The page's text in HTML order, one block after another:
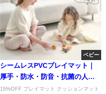
ベビー
シームレスPVCプレイマット｜
厚手・防水・防音・抗菌の人気
ベビーマットおすすめ
15%OFF プレイマット クッションマット